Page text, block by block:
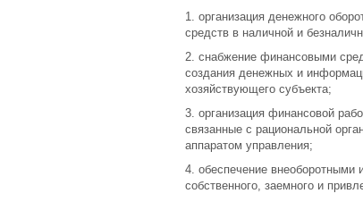
1. организация денежного
средств в наличной и
2. снабжение финансовыми
создания денежных и
хозяйствующего субъекта;
3. организация финансовой
связанные с рациональной
аппаратом управления;
4. обеспечение внеоборотными
собственного, заемного и